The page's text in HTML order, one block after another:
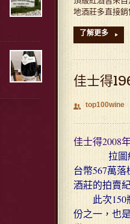
地酒莊多直接
了解更多 ▸
佳士得
👥 top100wine
佳士得2008
拉圖紅
台幣567萬
酒莊的拍賣
此次150瓶
份之一，也